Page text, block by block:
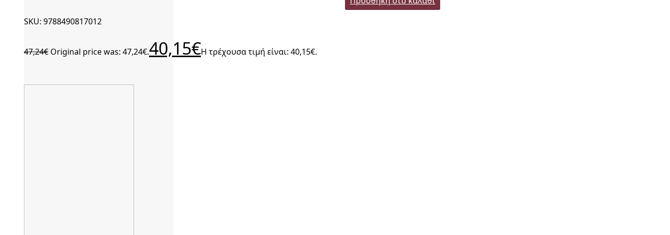
SKU: 9788490817012
47,24€ Original price was: 47,24€.40,15€Η τρέχουσα τιμή είναι: 40,15€.